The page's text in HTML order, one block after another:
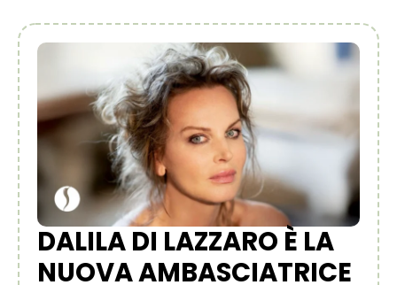
DALILA DI LAZZARO È LA
NUOVA AMBASCIATRICE